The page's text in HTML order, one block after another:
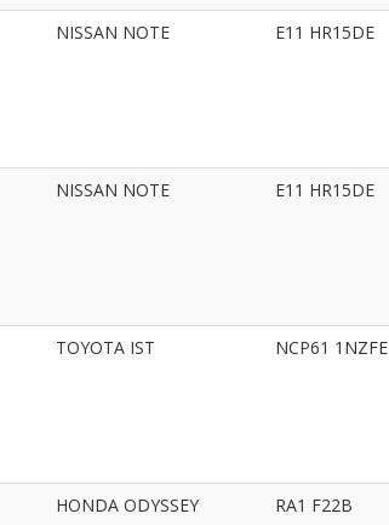
NISSAN NOTE E11 HR15DE
NISSAN NOTE E11 HR15DE
TOYOTA IST NCP61 1NZFE
HONDA ODYSSEY RA1 F22B